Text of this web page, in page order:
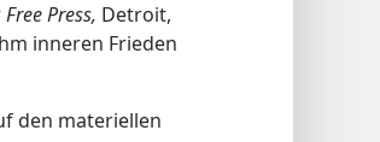
Free Press, Detroit,
inneren Frieden
den materiellen